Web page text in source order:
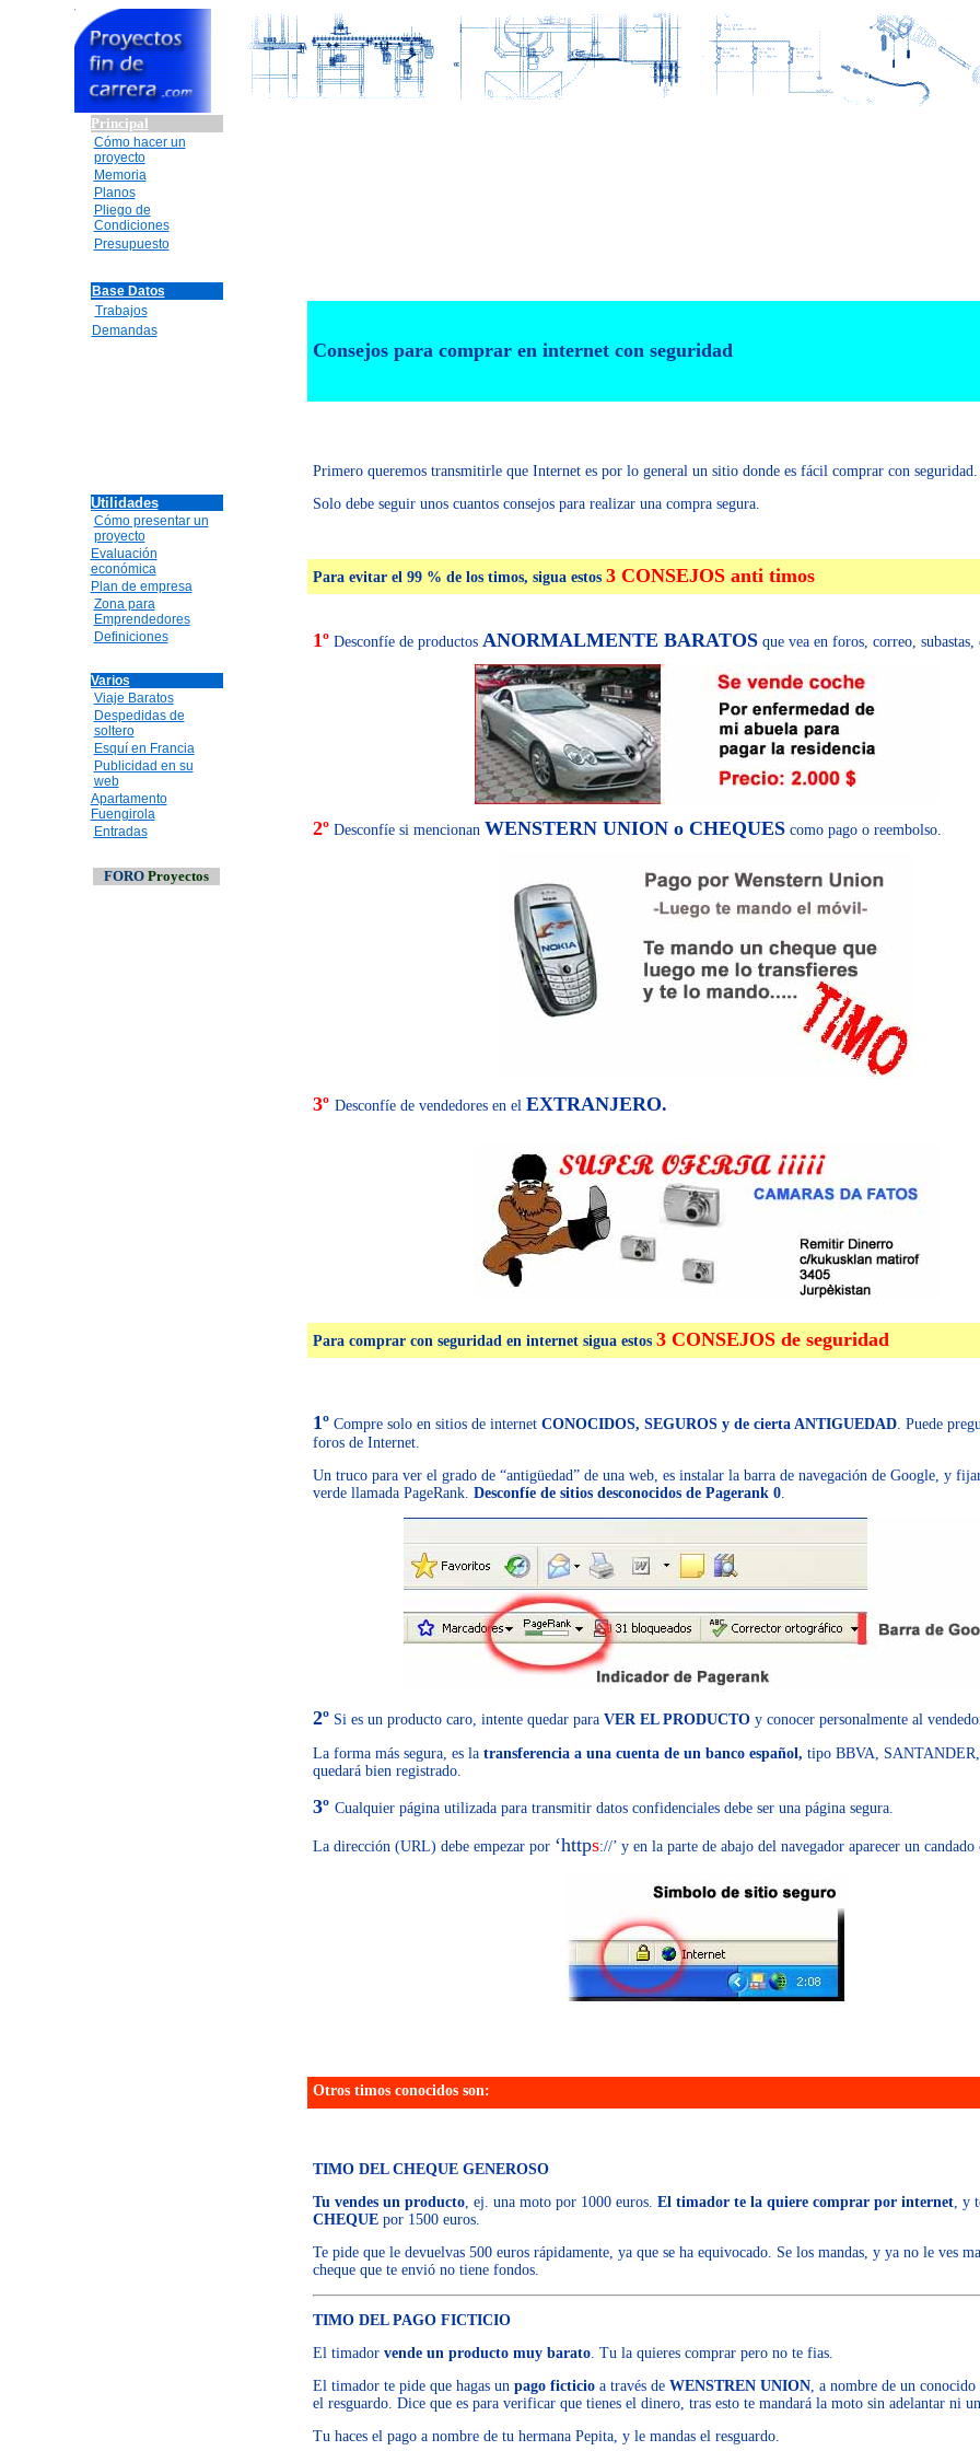
Principal
Cómo hacer un
proyecto
Memoria
Planos
Pliego de
Condiciones
Presupuesto
Base Datos
Trabajos
Demandas
Utilidades
Cómo presentar un
proyecto
Evaluación
económica
Plan de empresa
Zona para
Emprendedores
Definiciones
Varios
Viaje Baratos
Despedidas de
soltero
Esquí en Francia
Publicidad en su
web
Apartamento
Fuengirola
Entradas
FORO Proyectos
Consejos para comprar en internet con seguridad
Primero queremos transmitirle que Internet es por lo general un sitio donde es fácil comprar con seguridad.
Solo debe seguir unos cuantos consejos para realizar una compra segura.
Para evitar el 99 % de los timos, sigua estos 3 CONSEJOS anti timos
1º Desconfíe de productos ANORMALMENTE BARATOS que vea en foros, correo, subastas,
2º Desconfíe si mencionan WENSTERN UNION o CHEQUES como pago o reembolso.
3º Desconfíe de vendedores en el EXTRANJERO.
Para comprar con seguridad en internet sigua estos 3 CONSEJOS de seguridad
1º Compre solo en sitios de internet CONOCIDOS, SEGUROS y de cierta ANTIGUEDAD. Puede
foros de Internet.
Un truco para ver el grado de “antigüedad” de una web, es instalar la barra de navegación de Google, y
verde llamada PageRank. Desconfíe de sitios desconocidos de Pagerank 0.
2º Si es un producto caro, intente quedar para VER EL PRODUCTO y conocer personalmente al
La forma más segura, es la transferencia a una cuenta de un banco español, tipo BBVA,
quedará bien registrado.
3º Cualquier página utilizada para transmitir datos confidenciales debe ser una página segura.
La dirección (URL) debe empezar por ‘https://’ y en la parte de abajo del navegador aparecer un candado
Otros timos conocidos son:
TIMO DEL CHEQUE GENEROSO
Tu vendes un producto, ej. una moto por 1000 euros. El timador te la quiere comprar por internet, y
CHEQUE por 1500 euros.
Te pide que le devuelvas 500 euros rápidamente, ya que se ha equivocado. Se los mandas, y ya no le ves
cheque que te envió no tiene fondos.
TIMO DEL PAGO FICTICIO
El timador vende un producto muy barato. Tu la quieres comprar pero no te fias.
El timador te pide que hagas un pago ficticio a través de WENSTREN UNION, a nombre de un
el resguardo. Dice que es para verificar que tienes el dinero, tras esto te mandará la moto sin adelantar ni
Tu haces el pago a nombre de tu hermana Pepita, y le mandas el resguardo.